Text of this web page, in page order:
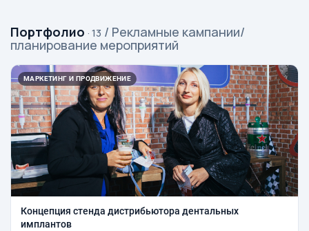
Портфолио · 13 / Рекламные кампании/
планирование мероприятий
МАРКЕТИНГ И ПРОДВИЖЕНИЕ
Концепция стенда дистрибьютора дентальных
имплантов